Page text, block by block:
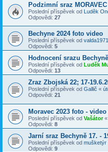
Podzimní sraz MORAVEC
Poslední příspěvek od Luděk
Odpovědi: 27
Bechyne 2024 foto video
Poslední příspěvek od valda1971
Odpovědi: 5
Hodnocení srazu
Poslední příspěvek od Luděk
Odpovědi: 13
Zraz Zbojská 22; 17-
Poslední příspěvek od Gallič «
Odpovědi: 21
Moravec 2023 foto -
Poslední příspěvek od Vašátor«
Odpovědi: 8
Jarní sraz Bechyně 17. -
Poslední příspěvek od mušketýr
Odpovědi: 9